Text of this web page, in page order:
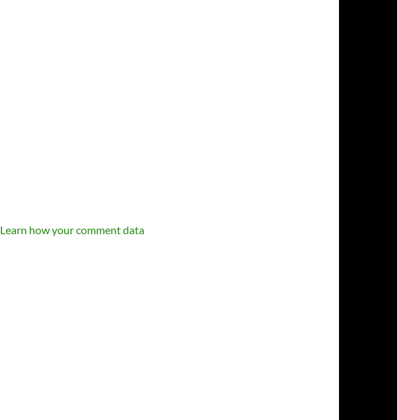
Learn how your comment data